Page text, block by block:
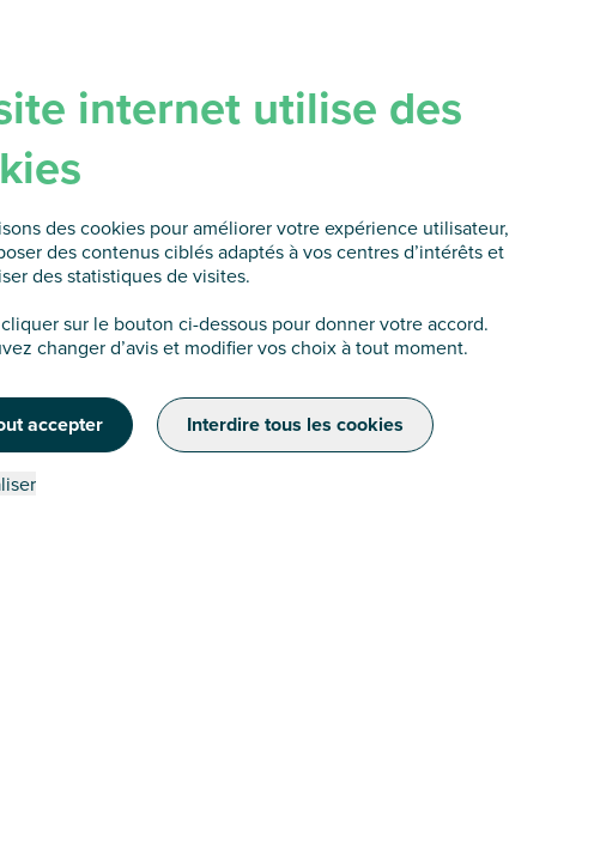
économique contrastée à la
ralentit. Le secteur
consommation intérieure
taux de chômage est passé
bas. Cette
de l’inflation, soutient le
en 2024 (12 % du revenu
internet utilise des
des cookies pour améliorer votre expérience utilisateur,
des contenus ciblés adaptés à vos centres d’intérêts et
des statistiques de visites.
sur le bouton ci-dessous pour donner votre accord.
changer d’avis et modifier vos choix à tout moment.
accepter Interdire tous les cookies